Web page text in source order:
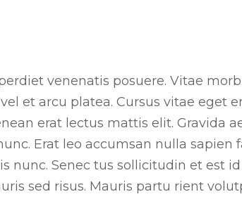
venenatis posuere. Vitae
et arcu platea. Cursus vitae eget
erat lectus mattis elit. Gravida
Erat leo accumsan nulla
Senec tus sollicitudin et est
sed risus. Mauris partu rient